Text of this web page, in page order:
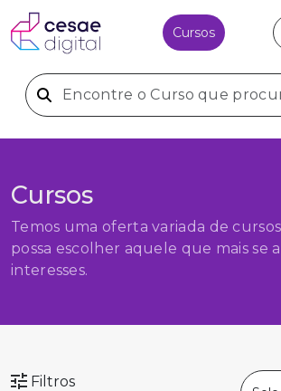
Cursos
Cursos
Temos uma oferta variada de
possa escolher aquele que mais se
interesses.
Filtros